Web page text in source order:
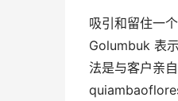
吸引和留住一
Golumbuk 表
法是与客户亲